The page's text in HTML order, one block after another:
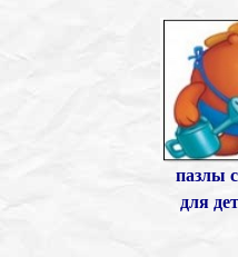
пазлы
для